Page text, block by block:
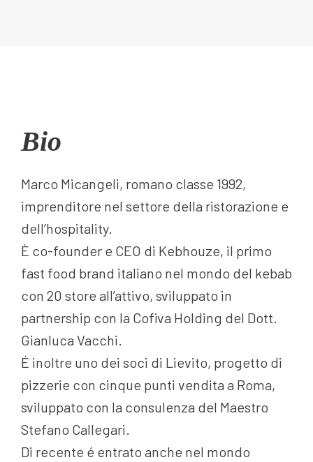
Bio
Marco Micangeli, romano classe 1992,
imprenditore nel settore della ristorazione e
dell’hospitality.
È co-founder e CEO di Kebhouze, il primo
fast food brand italiano nel mondo del kebab
con 20 store all’attivo, sviluppato in
partnership con la Cofiva Holding del Dott.
Gianluca Vacchi.
É inoltre uno dei soci di Lievito, progetto di
pizzerie con cinque punti vendita a Roma,
sviluppato con la consulenza del Maestro
Stefano Callegari.
Di recente é entrato anche nel mondo